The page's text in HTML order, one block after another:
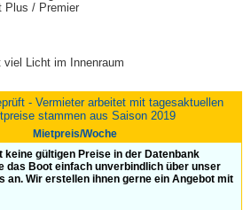
Plus / Premier
Licht im Innenraum
- Vermieter arbeitet mit tagesaktuellen
stammen aus Saison 2019
Mietpreis/Woche
gültigen Preise in der Datenbank
das Boot einfach unverbindlich über unser
an. Wir erstellen ihnen gerne ein Angebot mit